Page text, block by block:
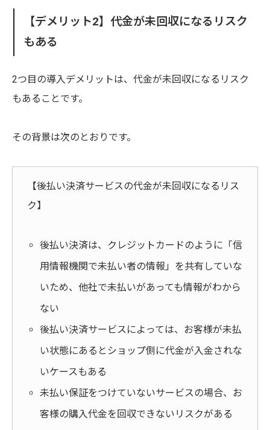
【デメリット2】代金が未回収になるリスク
もある
2つ目の導入デメリットは、代金が未回収になるリスク
もあることです。
その背景は次のとおりです。
【後払い決済サービスの代金が未回収になるリス
ク】
後払い決済は、クレジットカードのように「信
用情報機関で未払い者の情報」を共有していな
いため、他社で未払いがあっても情報がわから
ない
後払い決済サービスによっては、お客様が未払
い状態にあるとショップ側に代金が入金されな
いケースもある
未払い保証をつけていないサービスの場合、お
客様の購入代金を回収できないリスクがある